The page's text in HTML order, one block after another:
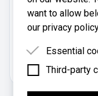
914853257
want to allow
our privacy
Essential
Essential
Third-party
Third-party